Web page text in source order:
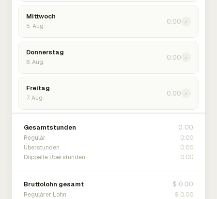
Mittwoch
5. Aug.
0:00 ›
Donnerstag
6. Aug.
0:00 ›
Freitag
7. Aug.
0:00 ›
Gesamtstunden 0:00
Regulär 0:00
Überstunden 0:00
Doppelte Überstunden 0:00
Bruttolohn gesamt $ 0.00
Regulärer Lohn $ 0.00